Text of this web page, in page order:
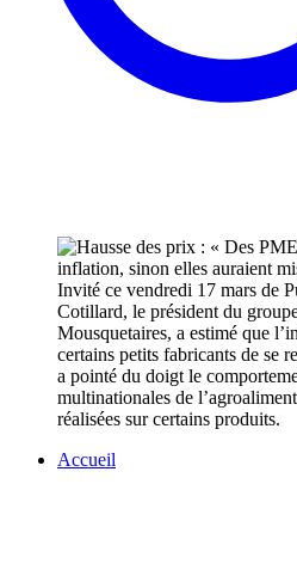
Invité ce vendredi 17 mars de
Cotillard, le président du
Mousquetaires, a estimé que
certains petits fabricants de se
a pointé du doigt le
multinationales de
réalisées sur certains produits.
Accueil